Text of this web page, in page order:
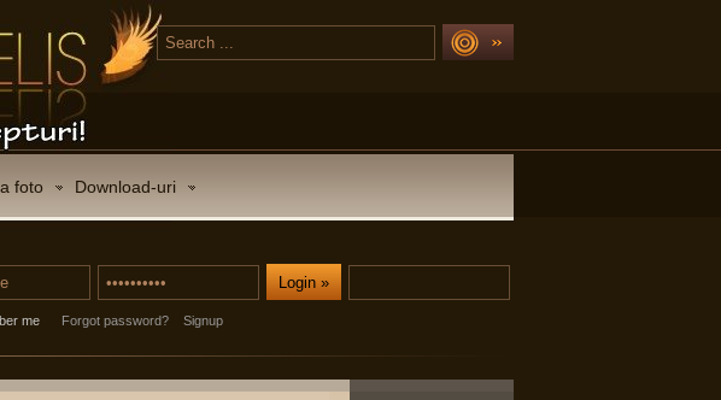
foto Download-uri
me Forgot password? Signup